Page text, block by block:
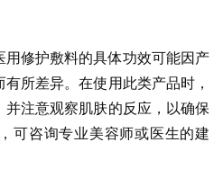
用修护敷料的具体功效可能因产
所差异。在使用此类产品时，
注意观察肌肤的反应，以确保
可咨询专业美容师或医生的建